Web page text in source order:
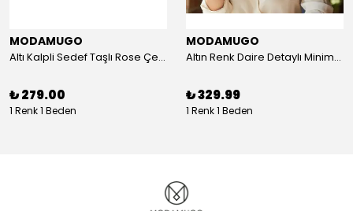
MODAMUGO
Altı Kalpli Sedef Taşlı Rose Çelik Kelepçe Bileklik
₺ 279.00
1 Renk 1 Beden
MODAMUGO
Altın Renk Daire Detaylı Minimal Y Çelik Kolye
₺ 329.99
1 Renk 1 Beden